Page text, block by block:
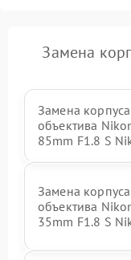
Замена
Замена корпуса
объектива
85mm F1.8 S
Замена корпуса
объектива
35mm F1.8 S